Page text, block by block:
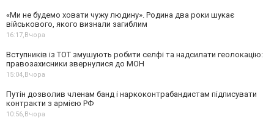
«Ми не будемо ховати чужу людину». Родина два роки шукає
військового, якого визнали загиблим
16:17,Вчора
Вступників із ТОТ змушують робити селфі та надсилати геолокацію:
правозахисники звернулися до МОН
15:04,Вчора
Путін дозволив членам банд і наркоконтрабандистам підписувати
контракти з армією РФ
10:56,Вчора